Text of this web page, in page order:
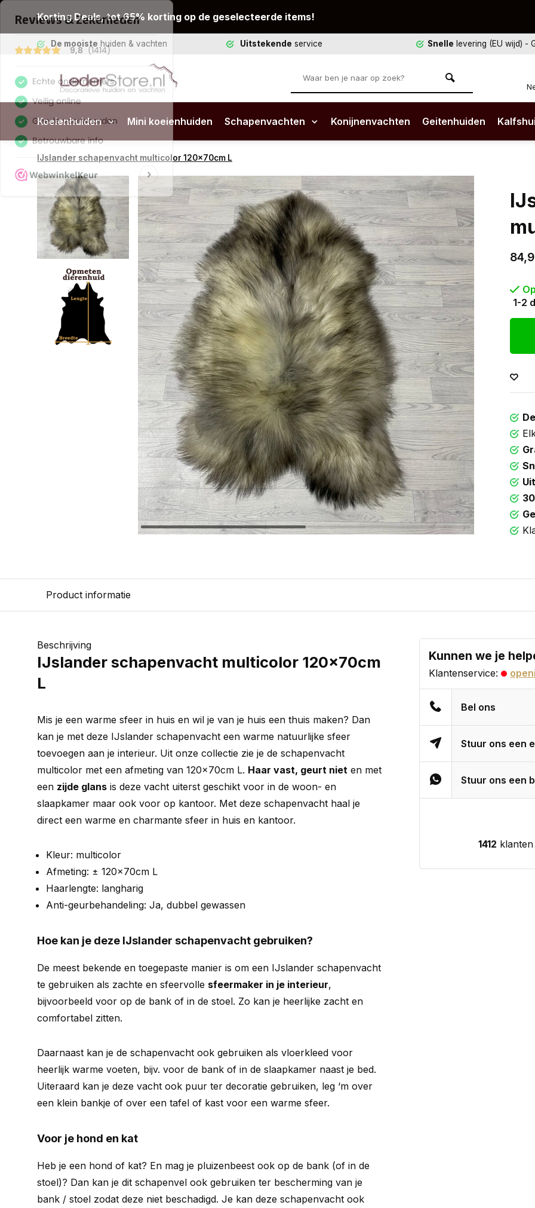
Korting Deals, tot 65% korting op de geselecteerde items!
De mooiste huiden & vachten Uitstekende service Snelle levering (EU wijd) -
Koeienhuiden Mini koeienhuiden Schapenvachten Konijnenvachten Geitenhuiden
IJslander schapenvacht multicolor 120x70cm L
1-2
Product informatie
Beschrijving
IJslander schapenvacht multicolor 120x70cm
L
Mis je een warme sfeer in huis en wil je van je huis een thuis maken? Dan
kan je met deze IJslander schapenvacht een warme natuurlijke sfeer
toevoegen aan je interieur. Uit onze collectie zie je de schapenvacht
multicolor met een afmeting van 120x70cm L. Haar vast, geurt niet en met
een zijde glans is deze vacht uiterst geschikt voor in de woon- en
slaapkamer maar ook voor op kantoor. Met deze schapenvacht haal je
direct een warme en charmante sfeer in huis en kantoor.
Kleur: multicolor
Afmeting: ± 120x70cm L
Haarlengte: langharig
Anti-geurbehandeling: Ja, dubbel gewassen
Hoe kan je deze IJslander schapenvacht gebruiken?
De meest bekende en toegepaste manier is om een IJslander schapenvacht
te gebruiken als zachte en sfeervolle sfeermaker in je interieur,
bijvoorbeeld voor op de bank of in de stoel. Zo kan je heerlijke zacht en
comfortabel zitten.
Daarnaast kan je de schapenvacht ook gebruiken als vloerkleed voor
heerlijk warme voeten, bijv. voor de bank of in de slaapkamer naast je bed.
Uiteraard kan je deze vacht ook puur ter decoratie gebruiken, leg ‘m over
een klein bankje of over een tafel of kast voor een warme sfeer.
Voor je hond en kat
Heb je een hond of kat? En mag je pluizenbeest ook op de bank (of in de
stoel)? Dan kan je dit schapenvel ook gebruiken ter bescherming van je
bank / stoel zodat deze niet beschadigd. Je kan deze schapenvacht ook
Kunnen we je
Klantenservice:
Bel ons
Stuur ons een
Stuur ons een
1412